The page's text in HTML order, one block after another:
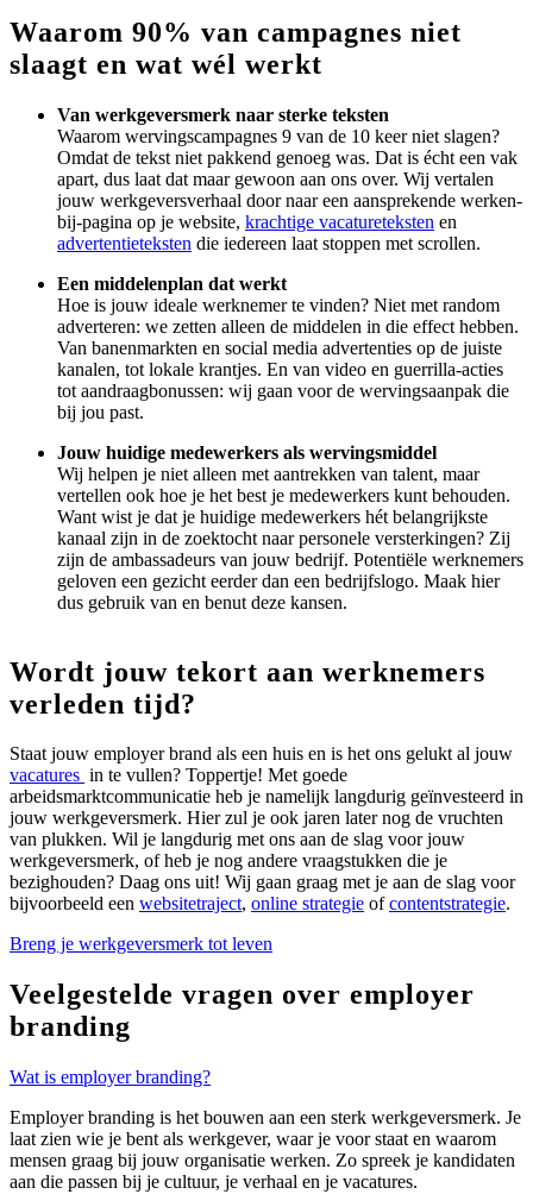
Waarom 90% van campagnes niet
slaagt en wat wél werkt
Van werkgeversmerk naar sterke teksten
Waarom wervingscampagnes 9 van de 10 keer niet slagen?
Omdat de tekst niet pakkend genoeg was. Dat is écht een vak
apart, dus laat dat maar gewoon aan ons over. Wij vertalen
jouw werkgeversverhaal door naar een aansprekende werken-
bij-pagina op je website, krachtige vacatureteksten en
advertentieteksten die iedereen laat stoppen met scrollen.
Een middelenplan dat werkt
Hoe is jouw ideale werknemer te vinden? Niet met random
adverteren: we zetten alleen de middelen in die effect hebben.
Van banenmarkten en social media advertenties op de juiste
kanalen, tot lokale krantjes. En van video en guerrilla-acties
tot aandraagbonussen: wij gaan voor de wervingsaanpak die
bij jou past.
Jouw huidige medewerkers als wervingsmiddel
Wij helpen je niet alleen met aantrekken van talent, maar
vertellen ook hoe je het best je medewerkers kunt behouden.
Want wist je dat je huidige medewerkers hét belangrijkste
kanaal zijn in de zoektocht naar personele versterkingen? Zij
zijn de ambassadeurs van jouw bedrijf. Potentiële werknemers
geloven een gezicht eerder dan een bedrijfslogo. Maak hier
dus gebruik van en benut deze kansen.
Wordt jouw tekort aan werknemers
verleden tijd?
Staat jouw employer brand als een huis en is het ons gelukt al jouw
vacatures in te vullen? Toppertje! Met goede
arbeidsmarktcommunicatie heb je namelijk langdurig geïnvesteerd in
jouw werkgeversmerk. Hier zul je ook jaren later nog de vruchten
van plukken. Wil je langdurig met ons aan de slag voor jouw
werkgeversmerk, of heb je nog andere vraagstukken die je
bezighouden? Daag ons uit! Wij gaan graag met je aan de slag voor
bijvoorbeeld een websitetraject, online strategie ofcontentstrategie.
Breng je werkgeversmerk tot leven
Veelgestelde vragen over employer
branding
Wat is employer branding?
Employerbranding is het bouwen aan een sterk werkgeversmerk. Je
laat zien wie je bent als werkgever, waar je voor staat en waarom
mensen graag bij jouw organisatie werken. Zo spreek je kandidaten
aan die passen bij je cultuur, je verhaal en je vacatures.